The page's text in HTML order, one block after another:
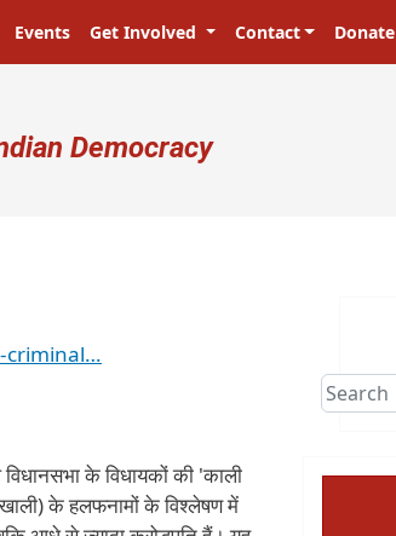
Events Get Involved Contact Donate
Democracy
criminal…
के विधायकों की 'काली
के हलफनामों के विश्लेषण में